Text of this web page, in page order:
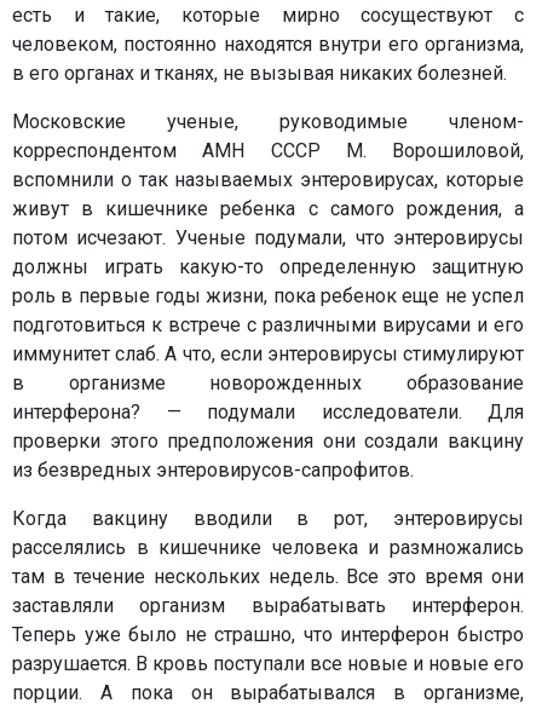
есть и такие, которые мирно сосуществуют с
человеком, постоянно находятся внутри его организма,
в его органах и тканях, не вызывая никаких болезней.
Московские ученые, руководимые членом-
корреспондентом АМН СССР М. Ворошиловой,
вспомнили о так называемых энтеровирусах, которые
живут в кишечнике ребенка с самого рождения, а
потом исчезают. Ученые подумали, что энтеровирусы
должны играть какую-то определенную защитную
роль в первые годы жизни, пока ребенок еще не успел
подготовиться к встрече с различными вирусами и его
иммунитет слаб. А что, если энтеровирусы стимулируют
в организме новорожденных образование
интерферона? — подумали исследователи. Для
проверки этого предположения они создали вакцину
из безвредных энтеровирусов-сапрофитов.
Когда вакцину вводили в рот, энтеровирусы
расселялись в кишечнике человека и размножались
там в течение нескольких недель. Все это время они
заставляли организм вырабатывать интерферон.
Теперь уже было не страшно, что интерферон быстро
разрушается. В кровь поступали все новые и новые его
порции. А пока он вырабатывался в организме,